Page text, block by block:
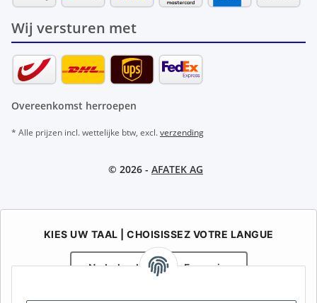
Wij versturen met
Overeenkomst herroepen
* Alle prijzen incl. wettelijke btw, excl.verzending
© 2026 - AFATEK AG
KIES UW TAAL | CHOISISSEZ VOTRE LANGUE
Nederlands Français